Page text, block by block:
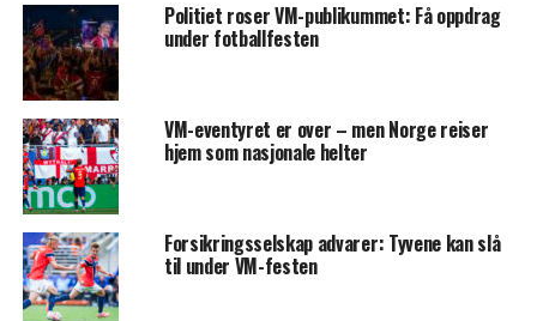
Politiet roser VM-publikummet: Få oppdrag
under fotballfesten
VM-eventyret er over – men Norge reiser
hjem som nasjonale helter
Forsikringsselskap advarer: Tyvene kan slå
til under VM-festen